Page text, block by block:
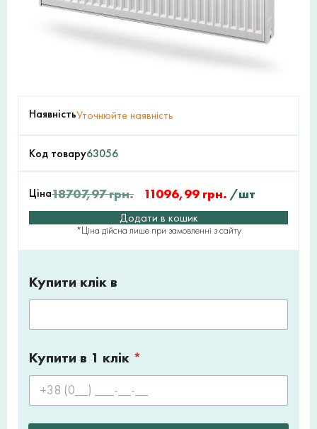
НаявністьУточнюйте наявність
Код товару63056
Ціна18707,97грн. 11096,99 грн. /шт
Додати в кошик
*Ціна дійсна лише при замовленні з сайту
Купити клік в
Купити в 1 клік *